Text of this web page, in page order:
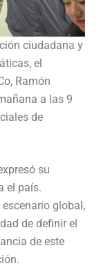
ciudadana y
el
Ramón
a las 9
de
su
el país.
global,
de definir el
de este